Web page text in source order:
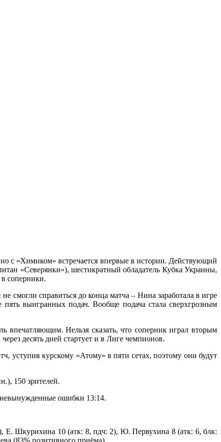
с «Химиком» встречается впервые в истории. Действующий
«Северянки»), шестикратный обладатель Кубка Украины,
соперники.
смогли справиться до конца матча – Нина заработала в игре
выигранных подач. Вообще подача стала сверхгрозным
впечатляющим. Нельзя сказать, что соперник играл вторым
десять дней стартует и в Лиге чемпионов.
уступив курскому «Атому» в пяти сетах, поэтому они будут
150 зрителей.
невынужденные ошибки 13:14.
Е. Шкурихина 10 (атк: 8, пдч: 2), Ю. Первухина 8 (атк: 6, блк:
(83% позитивного приёма).